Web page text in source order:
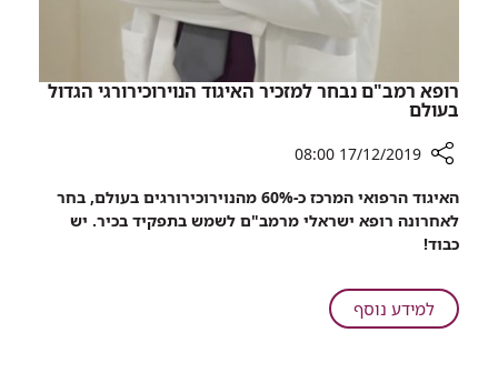
רופא רמב"ם נבחר למזכיר האיגוד הנוירוכירורגי הגדול
בעולם
שיתוף
רופא
רמב"ם
למזכיר
האיגוד
17/12/2019 08:00
האיגוד הרפואי המרכז כ-60% מהנוירוכירורגים בעולם, בחר
לאחרונה רופא ישראלי מרמב"ם לשמש בתפקיד בכיר. יש
כבוד!
למידע נוסףעל
רופא